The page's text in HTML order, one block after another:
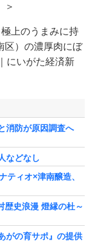
＞
上のうまみに持
区）の濃厚肉にぼ
にいがた経済新
消防が原因調査へ
などなし
ティオ×津南醸造、
歴史浪漫 燈縁の杜～
がの育サポ』の提供